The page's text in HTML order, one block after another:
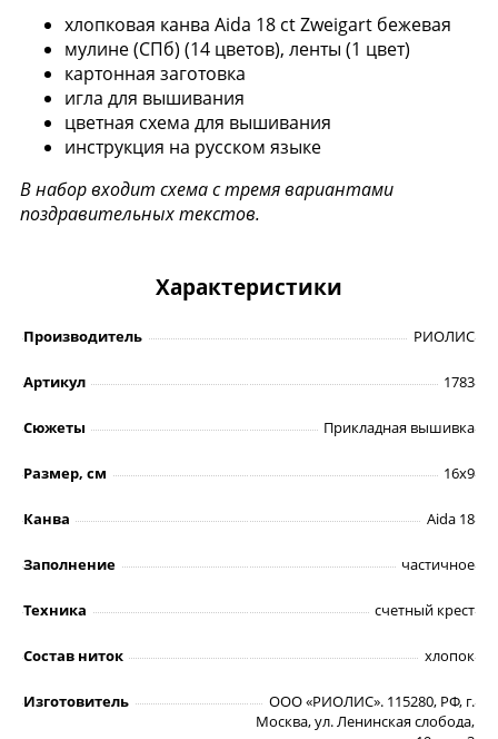
хлопковая канва Aida 18 ct Zweigart бежевая
мулине (СПб) (14 цветов), ленты (1 цвет)
картонная заготовка
игла для вышивания
цветная схема для вышивания
инструкция на русском языке
В набор входит схема с тремя вариантами
поздравительных текстов.
Характеристики
Производитель РИОЛИС
Артикул 1783
Сюжеты Прикладная вышивка
Размер, см 16х9
Канва Aida 18
Заполнение частичное
Техника счетный крест
Состав ниток хлопок
Изготовитель
ООО «РИОЛИС». 115280, РФ, г.
Москва, ул. Ленинская слобода,